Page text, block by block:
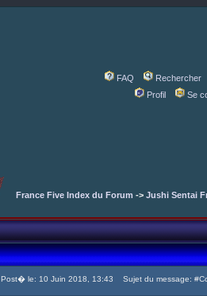
FAQ
Rechercher
Profil
Se
France Five Index du Forum -> Jushi Sentai
Post� le: 10 Juin 2018, 13:43 Sujet du message: